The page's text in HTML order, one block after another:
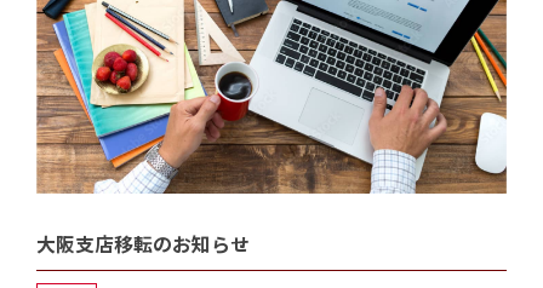
大阪支店移転のお知らせ